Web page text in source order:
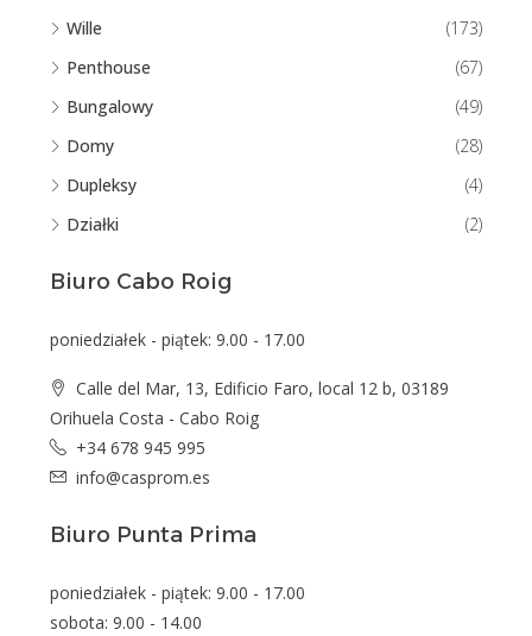
Wille
(173)
Penthouse
(67)
Bungalowy
(49)
Domy
(28)
Dupleksy
(4)
Działki
(2)
Biuro Cabo Roig
poniedziałek - piątek: 9.00 - 17.00
Calle del Mar, 13, Edificio Faro, local 12 b, 03189
Orihuela Costa - Cabo Roig
+34 678 945 995
info@casprom.es
Biuro Punta Prima
poniedziałek - piątek: 9.00 - 17.00
sobota: 9.00 - 14.00